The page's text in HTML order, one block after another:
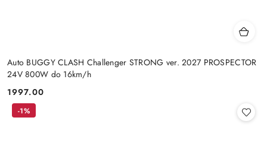
Auto BUGGY CLASH Challenger STRONG ver. 2027 PROSPECTOR
24V 800W do 16km/h
Cena:
1997.00
-1%